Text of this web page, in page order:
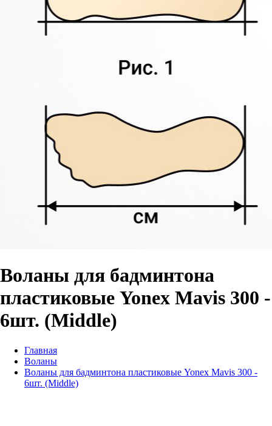
Воланы для бадминтона
пластиковые Yonex Mavis 300 -
6шт. (Middle)
Главная
Воланы
Воланы для бадминтона пластиковые Yonex Mavis 300 -
6шт. (Middle)